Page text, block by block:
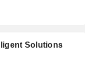
Solutions